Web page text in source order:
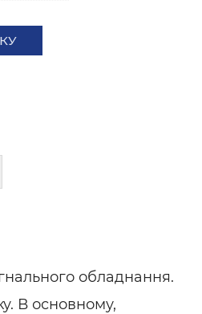
обладнання.
В основному,